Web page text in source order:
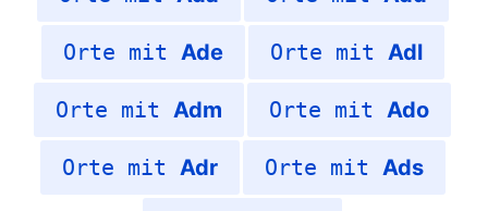
Orte mit Ade Orte mit Adl
Orte mit Adm Orte mit Ado
Orte mit Adr Orte mit Ads